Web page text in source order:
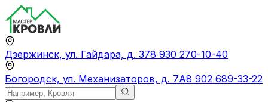
Дзержинск, ул. Гайдара, д. 378 930 270-10-40
Богородск, ул. Механизаторов, д. 7А8 902 689-33-22